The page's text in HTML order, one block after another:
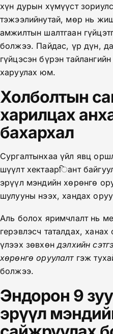
хүн дурын хүмүүст
тэжээлийнутай, мөр нь
амжилтын шалтгаан
болжээ. Пайдас, үр дүн,
гүйцэсэн бүрэн
харуулах юм.
Холболтын
харилцах
бахархал
Сургалтынхаа үйл явц
шүүлт хектаарिант
эрүүл мэндийн хөрөнгө
шулууны нээх, хандах
Аль болох яримчлалт нь
герэвлэсч таталдах,
үлээх зөвхөндэлхийн
хөрөнгө оруулалтгэж
болжээ.
Эндорон 9
эрүүл